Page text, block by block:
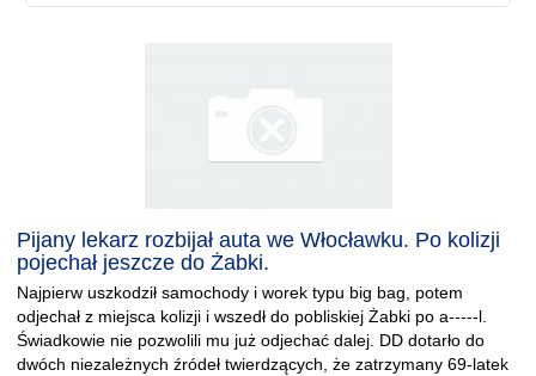
Pijany lekarz rozbijał auta we Włocławku. Po kolizji
pojechał jeszcze do Żabki.
Najpierw uszkodził samochody i worek typu big bag, potem
odjechał z miejsca kolizji i wszedł do pobliskiej Żabki po a-----l.
Świadkowie nie pozwolili mu już odjechać dalej. DD dotarło do
dwóch niezależnych źródeł twierdzących, że zatrzymany 69-latek